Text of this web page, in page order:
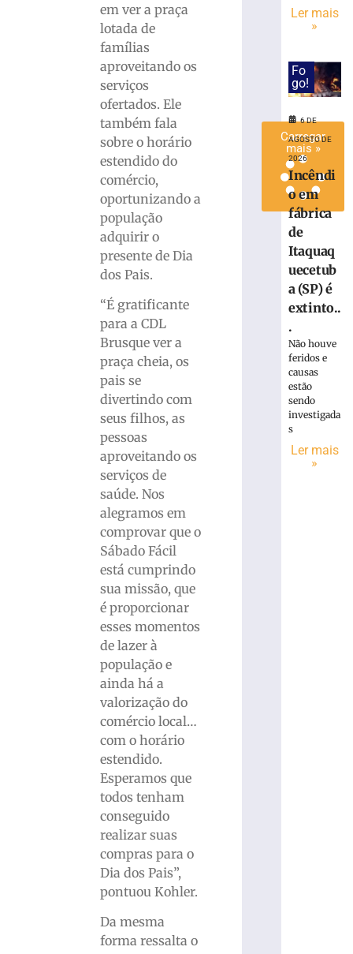
em ver a praça
lotada de
famílias
aproveitando os
serviços
ofertados. Ele
também fala
sobre o horário
estendido do
comércio,
oportunizando a
população
adquirir o
presente de Dia
dos Pais.
“É gratificante
para a CDL
Brusque ver a
praça cheia, os
pais se
divertindo com
seus filhos, as
pessoas
aproveitando os
serviços de
saúde. Nos
alegramos em
comprovar que o
Sábado Fácil
está cumprindo
sua missão, que
é proporcionar
esses momentos
de lazer à
população e
ainda há a
valorização do
comércio local…
com o horário
estendido.
Esperamos que
todos tenham
conseguido
realizar suas
compras para o
Dia dos Pais”,
pontuou Kohler.
Da mesma
forma ressalta o
mais
Carregar
mais »
Ler mais
»
Fo
go!
6 DE
AGOSTO DE
2026
Incêndi
o em
fábrica
de
Itaquaq
uecetub
a (SP) é
extinto..
.
Não houve
feridos e
causas
estão
sendo
investigada
s
Ler mais
»